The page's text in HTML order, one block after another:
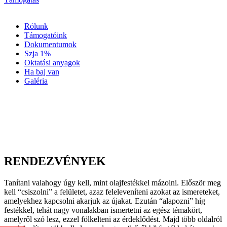
Rólunk
Támogatóink
Dokumentumok
Szja 1%
Oktatási anyagok
Ha baj van
Galéria
RENDEZVÉNYEK
Tanítani valahogy úgy kell, mint olajfestékkel mázolni. Először meg
kell “csiszolni” a felületet, azaz feleleveníteni azokat az ismereteket,
amelyekhez kapcsolni akarjuk az újakat. Ezután “alapozni” híg
festékkel, tehát nagy vonalakban ismertetni az egész témakört,
amelyről szó lesz, ezzel fölkelteni az érdeklődést. Majd több oldalról